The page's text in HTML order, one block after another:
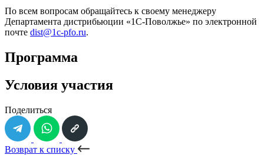
По всем вопросам обращайтесь к своему менеджеру
Департамента дистрибьюции «1С-Поволжье» по электронной
почте dist@1c-pfo.ru.
Программа
Условия участия
Поделиться
Возврат к списку